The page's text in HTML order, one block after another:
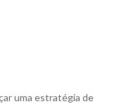
uma estratégia de